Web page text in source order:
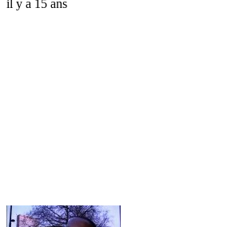
il y a 15 ans